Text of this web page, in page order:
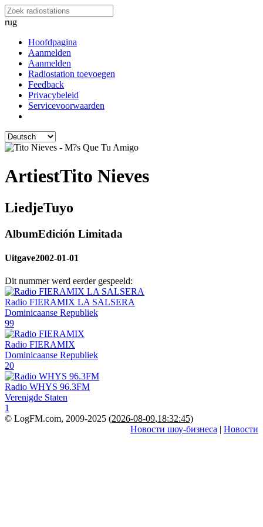
rug
Hoofdpagina
Aanmelden
Aanmelden
Radiostation toevoegen
Feedback
Privacybeleid
Servicevoorwaarden
ArtiestTito Nieves
LiedjeTuyo
AlbumEdición Limitada
Uitgave2002-01-01
Dit nummer werd eerder gespeeld:
Radio FIERAMIX LA SALSERA
Dominicaanse Republiek
99
Radio FIERAMIX
Dominicaanse Republiek
20
Radio WHYS 96.3FM
Verenigde Staten
1
© LogFM.com, 2009-2025 (2026-08-09,18:32:45)
Новости шоу-бизнеса | Новости